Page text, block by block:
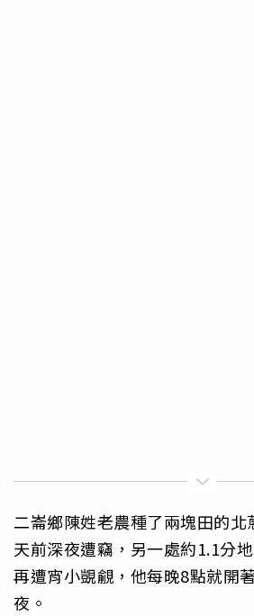
二崙鄉陳姓老農種了兩塊田的北
天前深夜遭竊，另一處約1.1分
再遭宵小覬覦，他每晚8點就開
夜。